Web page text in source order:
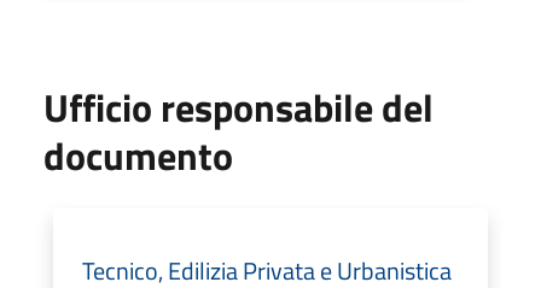
Ufficio responsabile del
documento
Tecnico, Edilizia Privata e Urbanistica